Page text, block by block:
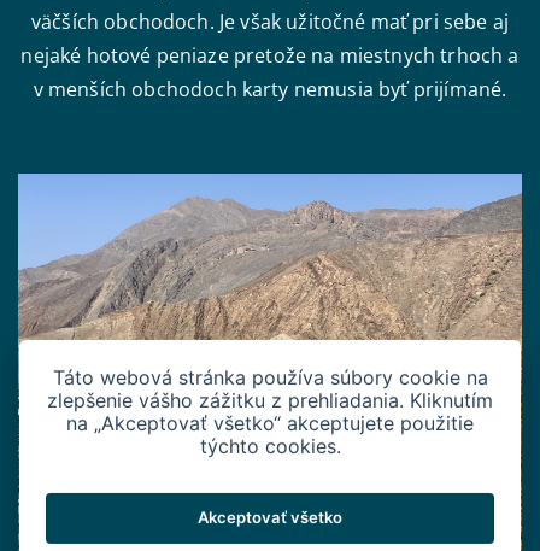
väčších obchodoch. Je však užitočné mať pri sebe aj
nejaké hotové peniaze pretože na miestnych trhoch a
v menších obchodoch karty nemusia byť prijímané.
Táto webová stránka používa súbory cookie na
zlepšenie vášho zážitku z prehliadania. Kliknutím
na „Akceptovať všetko“ akceptujete použitie
týchto cookies.
Akceptovať všetko